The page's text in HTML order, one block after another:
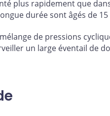
plus rapidement que
durée sont âgés de 15
de pressions
un large éventail de